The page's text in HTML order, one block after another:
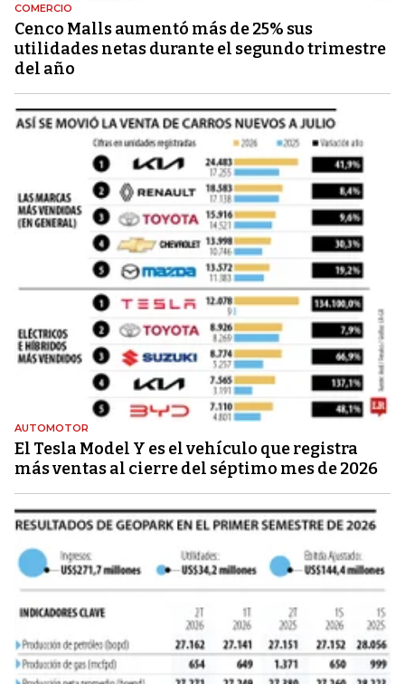
COMERCIO
Cenco Malls aumentó más de 25% sus
utilidades netas durante el segundo trimestre
del año
AUTOMOTOR
El Tesla Model Y es el vehículo que registra
más ventas al cierre del séptimo mes de 2026